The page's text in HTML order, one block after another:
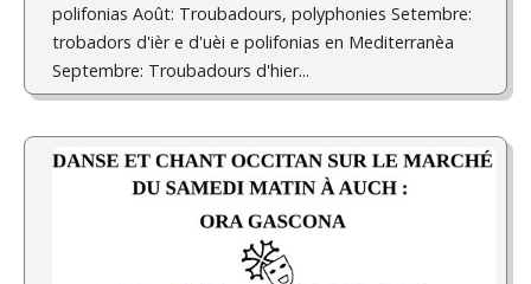
polifonias Août: Troubadours, polyphonies Setembre:
trobadors d'ièr e d'uèi e polifonias en Mediterranèa
Septembre: Troubadours d'hier...